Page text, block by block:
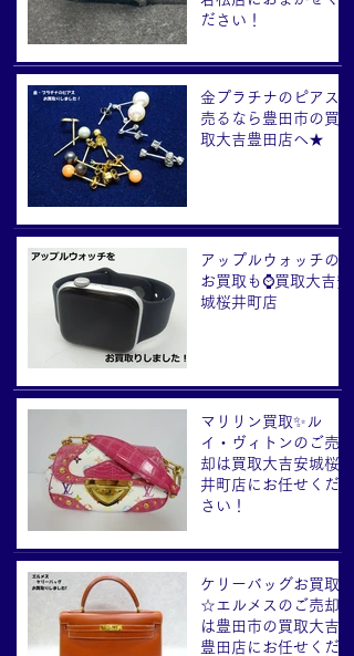
ださい！
金プラチナのピアス
売るなら豊田市の買
取大吉豊田店へ★
アップルウォッチの
お買取も⌚買取大吉安
城桜井町店
マリリン買取✨ル
イ・ヴィトンのご売
却は買取大吉安城桜
井町店にお任せくだ
さい！
ケリーバッグお買取
☆エルメスのご売却
は豊田市の買取大吉
豊田店にお任せくだ